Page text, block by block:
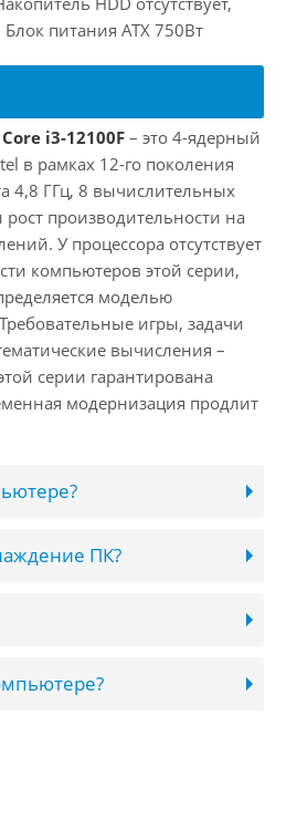
питания ATX 750Вт
i3-12100F– это 4-ядерный
в рамках 12-го поколения
4,8 ГГц, 8 вычислительных
производительности на
У процессора отсутствует
компьютеров этой серии,
моделью
игры, задачи
вычисления –
серии гарантирована
модернизация продлит
ПК?